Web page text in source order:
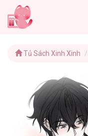
Tủ Sách Xinh Xinh